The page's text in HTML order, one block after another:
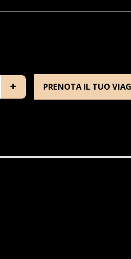
PRENOTA IL TUO